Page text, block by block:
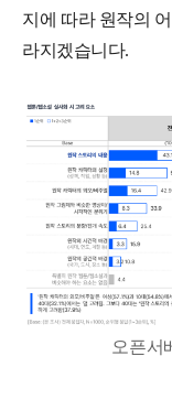
지에 따라 원작의
라지겠습니다.
오픈서